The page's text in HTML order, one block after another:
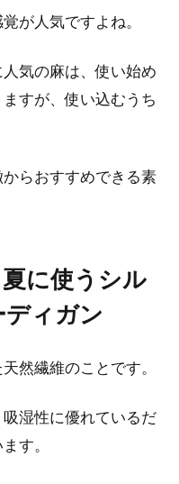
いますか。「どれも似たよう
に「ワインレッド」を
性コーデ〉
右するものですが、今回は
ルシャツでラフに！レ
しゃれコーデ
ュアルファッションの定番ア
が人気ですよね。
気の麻は、使い始め
すが、使い込むうち
らおすすめできる素
に使うシル
ィガン
然繊維のことです。
湿性に優れているだ
す。